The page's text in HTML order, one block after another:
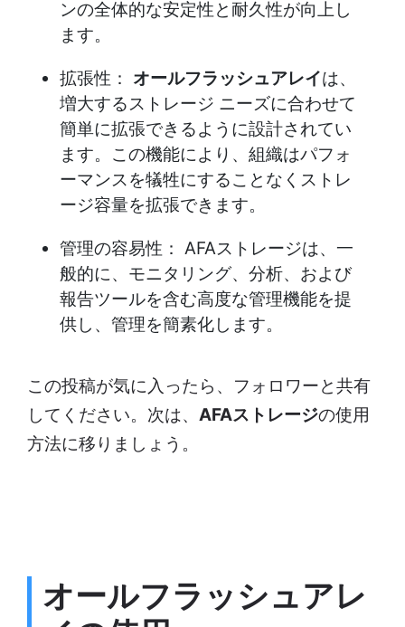
ンの全体的な安定性と耐久性が向上し
ます。
拡張性： オールフラッシュアレイは、
増大するストレージ ニーズに合わせて
簡単に拡張できるように設計されてい
ます。この機能により、組織はパフォ
ーマンスを犠牲にすることなくストレ
ージ容量を拡張できます。
管理の容易性： AFAストレージは、一
般的に、モニタリング、分析、および
報告ツールを含む高度な管理機能を提
供し、管理を簡素化します。
この投稿が気に入ったら、フォロワーと共有
してください。次は、 AFAストレージの使用
方法に移りましょう。
オールフラッシュアレ